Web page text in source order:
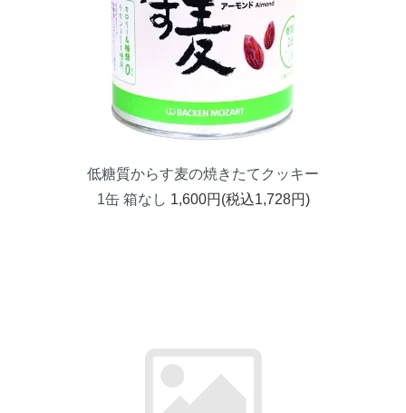
低糖質からす麦の焼きたてクッキー
1缶 箱なし 1,600円(税込1,728円)